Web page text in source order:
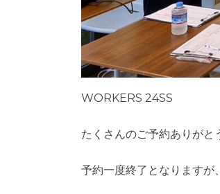
WORKERS 24SS
たくさんのご予約ありがと
予約一度終了となりますが